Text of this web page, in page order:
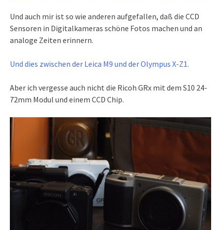
Und auch mir ist so wie anderen aufgefallen, daß die CCD
Sensoren in Digitalkameras schöne Fotos machen und an
analoge Zeiten erinnern.
Und dies zwischen der Leica M9 und der Olympus X-Z1.
Aber ich vergesse auch nicht die Ricoh GRx mit dem S10 24-
72mm Modul und einem CCD Chip.